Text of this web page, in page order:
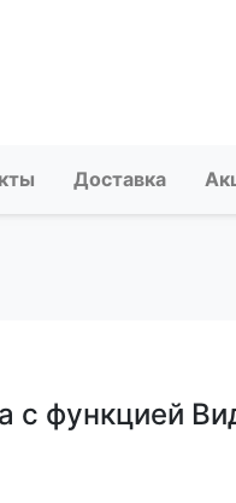
Доставка
с функцией